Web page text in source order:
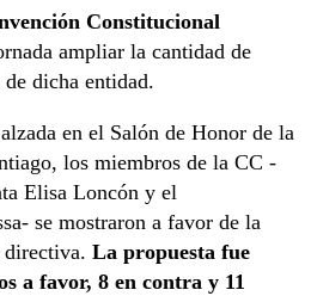
Constitucional
ampliar la cantidad de
dicha entidad.
en el Salón de Honor de la
los miembros de la CC -
Elisa Loncón y el
se mostraron a favor de la
directiva. La propuesta fue
a favor, 8 en contra y 11